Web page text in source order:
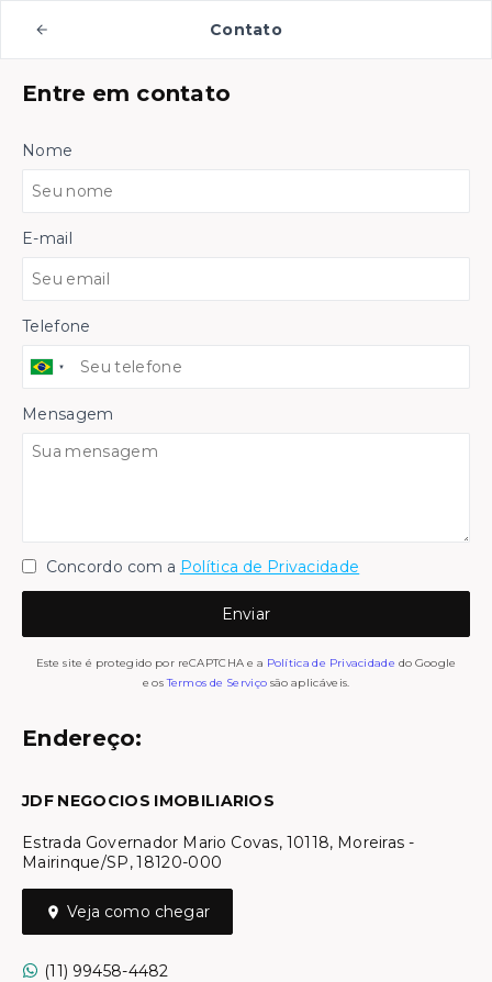
Contato
Entre em contato
Nome
E-mail
Telefone
Mensagem
Concordo com a Política de Privacidade
Enviar
Este site é protegido por reCAPTCHA e a Política de Privacidade do Google
e osTermos de Serviço são aplicáveis.
Endereço:
JDF NEGOCIOS IMOBILIARIOS
Estrada Governador Mario Covas, 10118, Moreiras -
Mairinque/SP, 18120-000
Veja como chegar
(11) 99458-4482